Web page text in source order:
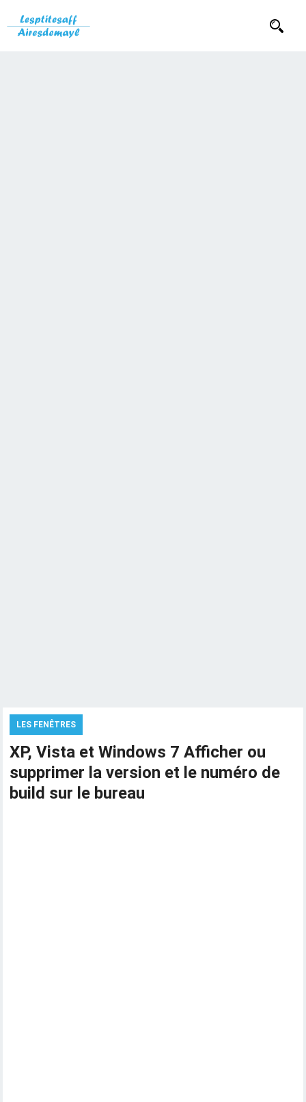
LES FENÊTRES
XP, Vista et Windows 7 Afficher ou
supprimer la version et le numéro de
build sur le bureau